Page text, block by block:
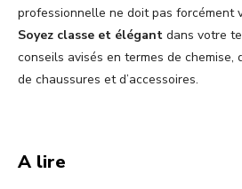
professionnelle ne doit pas forcément
Soyez classe et élégant dans votre
conseils avisés en termes de chemise,
de chaussures et d’accessoires.
A lire